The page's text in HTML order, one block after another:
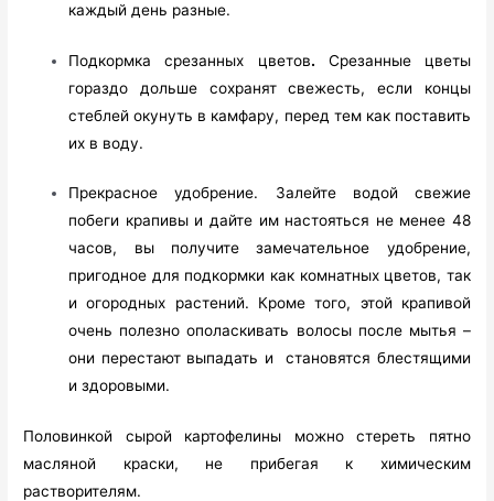
каждый день разные.
Подкормка срезанных цветов. Срезанные цветы
гораздо дольше сохранят свежесть, если концы
стеблей окунуть в камфару, перед тем как поставить
их в воду.
Прекрасное удобрение. Залейте водой свежие
побеги крапивы и дайте им настояться не менее 48
часов, вы получите замечательное удобрение,
пригодное для подкормки как комнатных цветов, так
и огородных растений. Кроме того, этой крапивой
очень полезно ополаскивать волосы после мытья –
они перестают выпадать и становятся блестящими
и здоровыми.
Половинкой сырой картофелины можно стереть пятно
масляной краски, не прибегая к химическим
растворителям.